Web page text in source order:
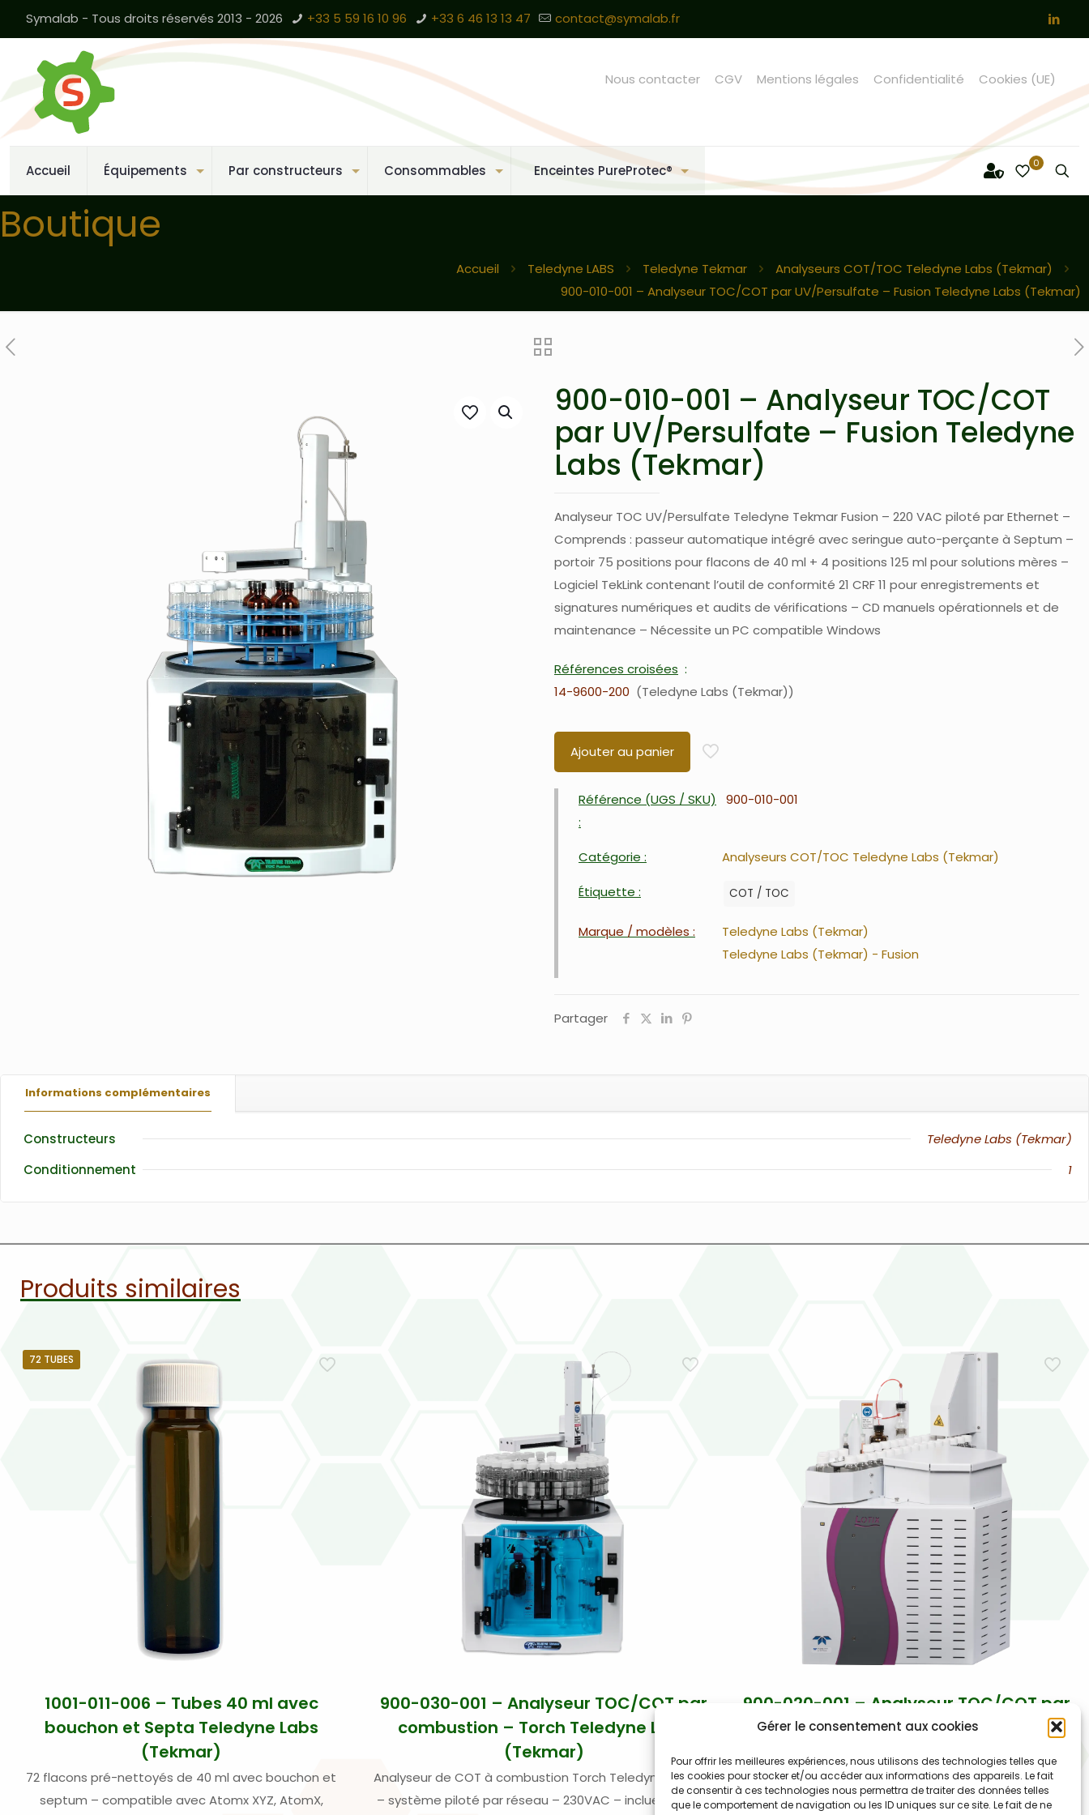
Gérer le consentement aux cookies
Pour offrir les meilleures expériences, nous utilisons des technologies telles que
les cookies pour stocker et/ou accéder aux informations des appareils. Le fait
de consentir à ces technologies nous permettra de traiter des données telles
que le comportement de navigation ou les ID uniques sur ce site. Le fait de ne
Symalab - Tous droits réservés 2013 - 2026 +33 5 59 16 10 96 +33 6 46 13 13 47 contact@symalab.fr
Accueil Équipements Par constructeurs Consommables Enceintes PureProtec®
Nous contacter CGV Mentions légales Confidentialité Cookies (UE)
0
Boutique
Accueil Teledyne LABS Teledyne Tekmar
Analyseurs COT/TOC Teledyne Labs (Tekmar)
900-010-001 – Analyseur TOC/COT par UV/Persulfate – Fusion Teledyne Labs (Tekmar)
900-010-001 – Analyseur TOC/COT
par UV/Persulfate – Fusion Teledyne
Labs (Tekmar)
Analyseur TOC UV/Persulfate Teledyne Tekmar Fusion – 220 VAC piloté par Ethernet –
Comprends : passeur automatique intégré avec seringue auto-perçante à Septum –
portoir 75 positions pour flacons de 40 ml + 4 positions 125 ml pour solutions mères –
Logiciel TekLink contenant l’outil de conformité 21 CRF 11 pour enregistrements et
signatures numériques et audits de vérifications – CD manuels opérationnels et de
maintenance – Nécessite un PC compatible Windows
Références croisées
14-9600-200
Teledyne Labs (Tekmar)
Ajouter au panier
Référence (UGS / SKU)
:
900-010-001
Catégorie : Analyseurs COT/TOC Teledyne Labs (Tekmar)
Étiquette : COT / TOC
Marque / modèles :
Teledyne Labs (Tekmar)
Teledyne Labs (Tekmar) - Fusion
Partager
Informations complémentaires
Constructeurs
Teledyne Labs (Tekmar)
Conditionnement
1
Produits similaires
72 TUBES
1001-011-006 – Tubes 40 ml avec
bouchon et Septa Teledyne Labs
(Tekmar)
72 flacons pré-nettoyés de 40 ml avec bouchon et
septum – compatible avec Atomx XYZ, AtomX,
900-030-001 – Analyseur TOC/COT par
combustion – Torch Teledyne Labs
(Tekmar)
Analyseur de COT à combustion Torch Teledyne Tekmar
– système piloté par réseau – 230VAC – inclue passeur
900-020-001 – Analyseur TOC/COT par
combustion – Lotix Teledyne Labs
(Tekmar)
Analyseur de Carbone Organique Total (COT) Lotix de
Teledyne Tekmar à détection NDIR breveté – Inclut